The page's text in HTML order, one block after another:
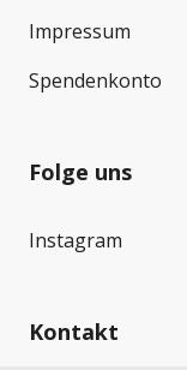
Impressum
Spendenkonto
Folge uns
Instagram
Kontakt